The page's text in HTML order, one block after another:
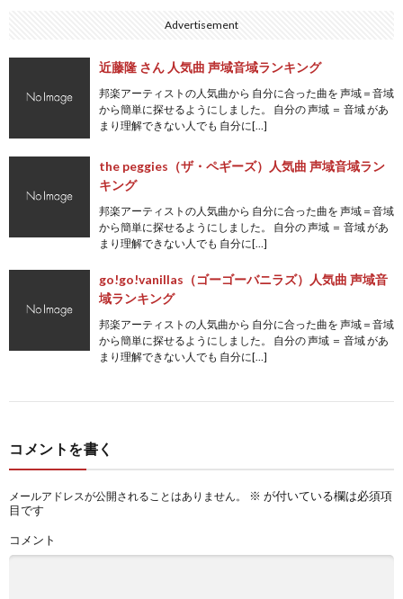
Advertisement
近藤隆 さん 人気曲 声域音域ランキング
邦楽アーティストの人気曲から 自分に合った曲を 声域＝音域
から簡単に探せるようにしました。 自分の 声域 ＝ 音域 があ
まり理解できない人でも 自分に[…]
the peggies（ザ・ペギーズ）人気曲 声域音域ラン
キング
邦楽アーティストの人気曲から 自分に合った曲を 声域＝音域
から簡単に探せるようにしました。 自分の 声域 ＝ 音域 があ
まり理解できない人でも 自分に[…]
go!go!vanillas（ゴーゴーバニラズ）人気曲 声域音
域ランキング
邦楽アーティストの人気曲から 自分に合った曲を 声域＝音域
から簡単に探せるようにしました。 自分の 声域 ＝ 音域 があ
まり理解できない人でも 自分に[…]
コメントを書く
メールアドレスが公開されることはありません。 ※ が付いている欄は必須項
目です
コメント